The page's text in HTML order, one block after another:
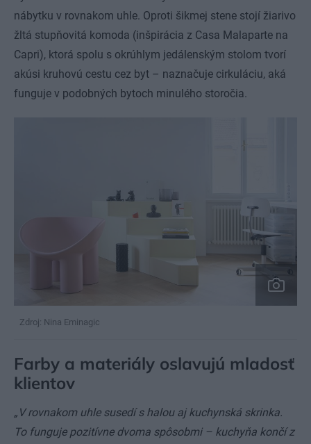
nábytku v rovnakom uhle. Oproti šikmej stene stojí žiarivo
žltá stupňovitá komoda (inšpirácia z Casa Malaparte na
Capri), ktorá spolu s okrúhlym jedálenským stolom tvorí
akúsi kruhovú cestu cez byt – naznačuje cirkuláciu, aká
funguje v podobných bytoch minulého storočia.
Zdroj: Nina Eminagic
Farby a materiály oslavujú mladosť
klientov
„V rovnakom uhle susedí s halou aj kuchynská skrinka.
To funguje pozitívne dvoma spôsobmi – kuchyňa končí z